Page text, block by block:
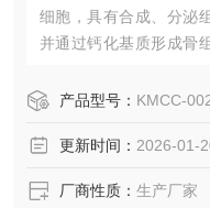
细胞，具有合成、分泌
并通过钙化基质形成骨
用。产品型号： KMCC-
更新时间： 2026-01-
厂商性质： 生产厂家